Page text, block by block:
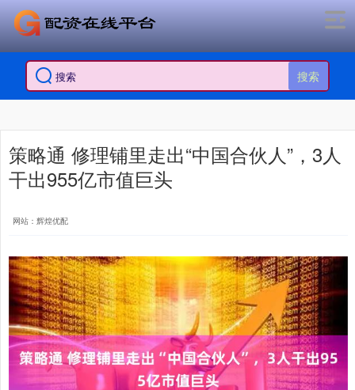
搜索
策略通 修理铺里走出“中国合伙人”，3人
干出955亿市值巨头
网站：辉煌优配